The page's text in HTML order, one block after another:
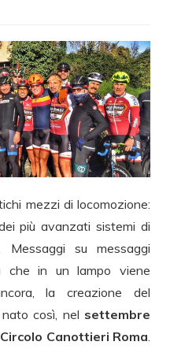
mezzi di locomozione:
dei più avanzati sistemi di
. Messaggi su messaggi
che in un lampo viene
la creazione del
così, nel settembre
Circolo Canottieri Roma